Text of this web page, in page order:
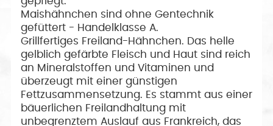
Maishähnchen sind ohne Gentechnik
gefüttert - Handelklasse A.
Grillfertiges Freiland-Hähnchen. Das helle
gelblich gefärbte Fleisch und Haut sind reich
an Mineralstoffen und Vitaminen und
überzeugt mit einer günstigen
Fettzusammensetzung. Es stammt aus einer
bäuerlichen Freilandhaltung mit
unbegrenztem Auslauf aus Frankreich, das